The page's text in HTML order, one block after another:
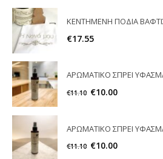
€17.55
€11.10 €10.00
€11.10 €10.00